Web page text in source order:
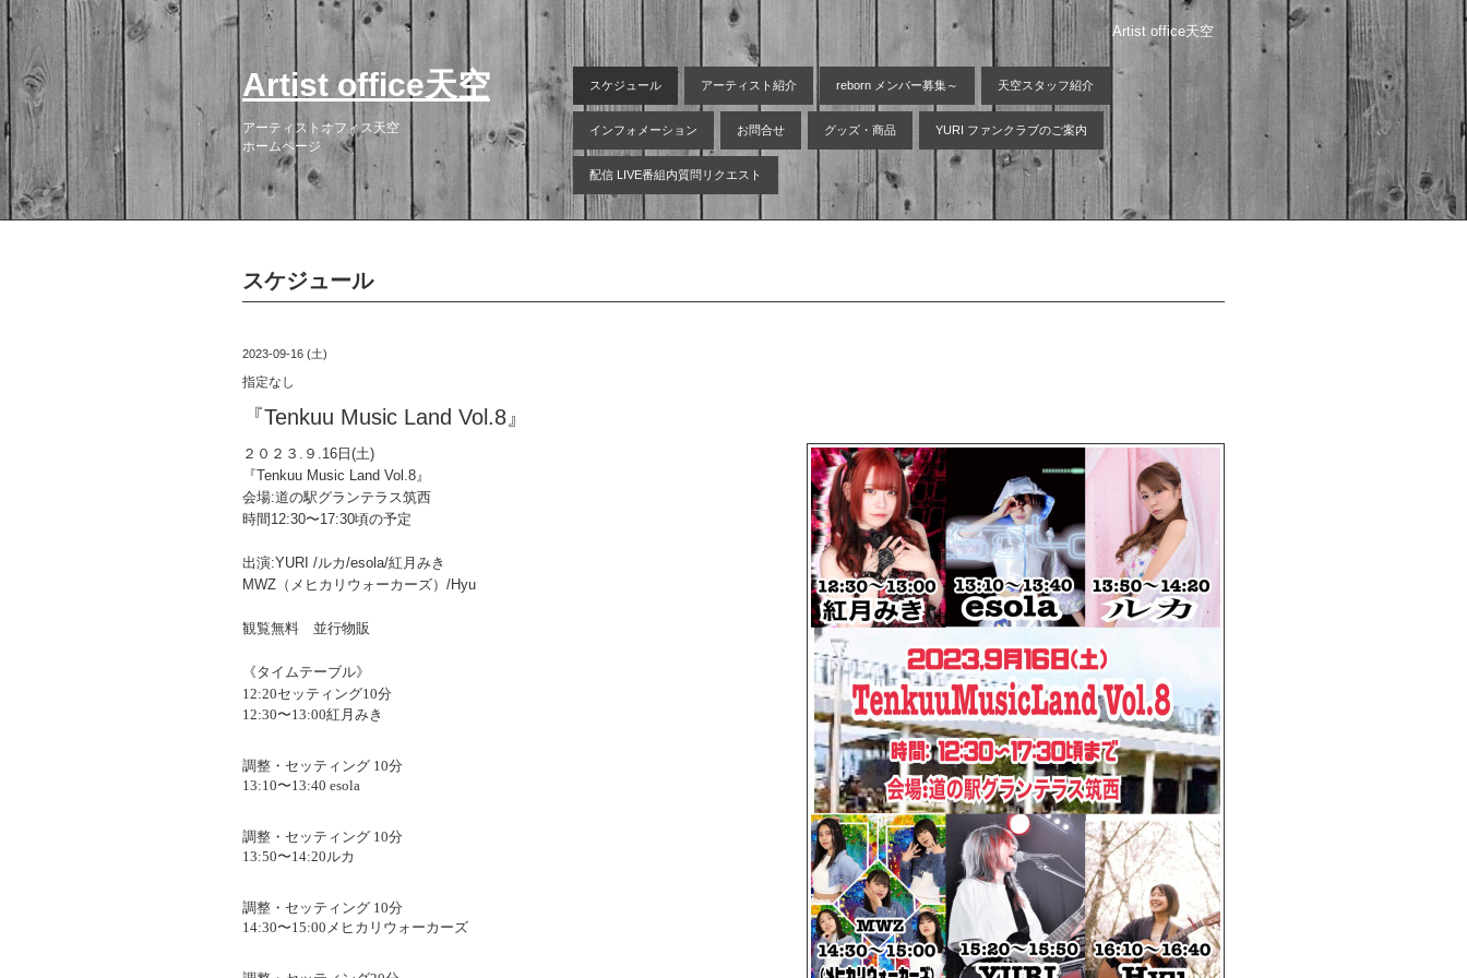
Artist office天空
Artist office天空
アーティストオフィス天空
ホームページ
スケジュール アーティスト紹介 reborn メンバー募集～ 天空スタッフ紹介
インフォメーション お問合せ グッズ・商品 YURI ファンクラブのご案内
配信 LIVE番組内質問リクエスト
スケジュール
2023-09-16 (土)
指定なし
『Tenkuu Music Land Vol.8』
２０２３.９.16日(土)
『Tenkuu Music Land Vol.8』
会場:道の駅グランテラス筑西
時間12:30〜17:30頃の予定
出演:YURI /ルカ/esola/紅月みき
MWZ（メヒカリウォーカーズ）/Hyu
観覧無料 並行物販
《タイムテーブル》
12:20セッティング10分
12:30〜13:00紅月みき
調整・セッティング 10分
13:10〜13:40 esola
調整・セッティング 10分
13:50〜14:20ルカ
調整・セッティング 10分
14:30〜15:00 メヒカリウォーカーズ